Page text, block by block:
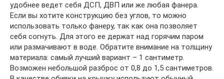
удобнее ведет себя ДСП, ДВП или же любая фанера.
Если вы хотите конструкцию без углов, то можно
использовать только фанеру, так как она позволяет
себя согнуть. Для этого ее держат над горячим паром
или размачивают в воде. Обратите внимание на толщину
материала: самый лучший вариант – 1 сантиметр.
Возможен небольшой разброс от 0,8 до 1,5 сантиметров.